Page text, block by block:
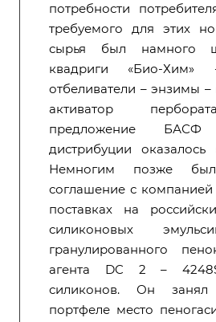
потребности
требуемого для этих
сырья был намного
квадриги «Био-Хим»
отбеливатели – энзимы –
активатор
предложение
дистрибуции оказалось
Немногим позже
соглашение с
поставках на
силиконовых
гранулированного
агента DC 2 –
силиконов. Он
портфеле место